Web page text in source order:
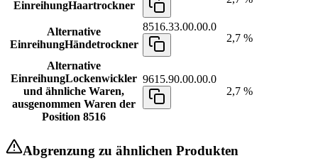
EinreihungHaartrockner
Alternative
EinreihungHändetrockner
8516.33.00.00.0
2,7 %
Alternative
EinreihungLockenwickler
und ähnliche Waren,
ausgenommen Waren der
Position 8516
9615.90.00.00.0
2,7 %
Abgrenzung zu ähnlichen Produkten